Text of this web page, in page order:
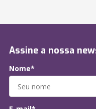
Assine a nossa
Nome*